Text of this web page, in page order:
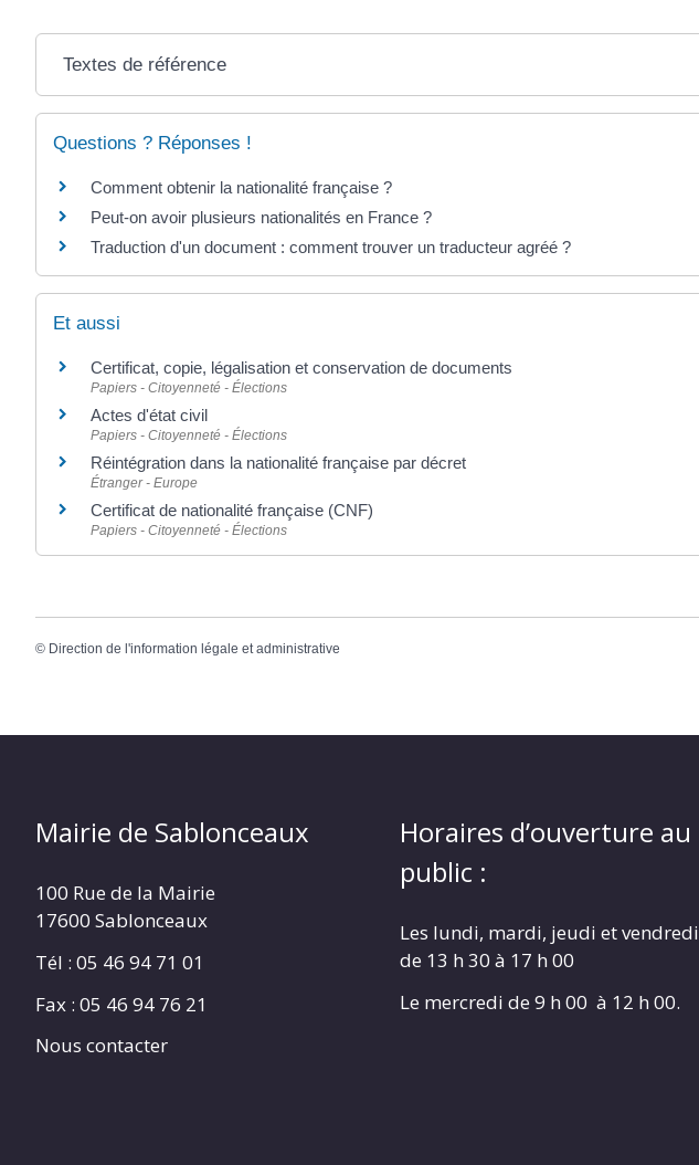
Textes de référence
Questions ? Réponses !
Comment obtenir la nationalité française ?
Peut-on avoir plusieurs nationalités en France ?
Traduction d'un document : comment trouver un traducteur agréé ?
Et aussi
Certificat, copie, légalisation et conservation de documents
Papiers - Citoyenneté - Élections
Actes d'état civil
Papiers - Citoyenneté - Élections
Réintégration dans la nationalité française par décret
Étranger - Europe
Certificat de nationalité française (CNF)
Papiers - Citoyenneté - Élections
© Direction de l'information légale et administrative
Mairie de Sablonceaux
100 Rue de la Mairie
17600 Sablonceaux
Tél : 05 46 94 71 01
Fax : 05 46 94 76 21
Nous contacter
Horaires d’ouverture au
public :
Les lundi, mardi, jeudi et vendredi
de 13 h 30 à 17 h 00
Le mercredi de 9 h 00 à 12 h 00.